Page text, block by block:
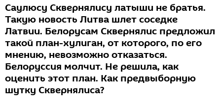
Саулюсу Сквернялису латыши не братья.
Такую новость Литва шлет соседке
Латвии. Белорусам Сквернялис предложил
такой план-хулиган, от которого, по его
мнению, невозможно отказаться.
Белоруссия молчит. Не решила, как
оценить этот план. Как предвыборную
шутку Сквернялиса?